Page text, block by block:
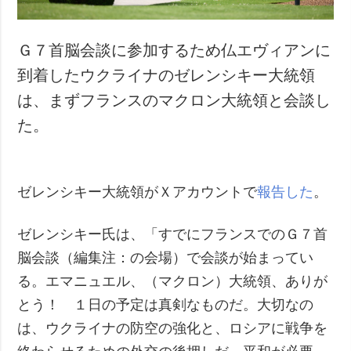
Ｇ７首脳会談に参加するため仏エヴィアンに
到着したウクライナのゼレンシキー大統領
は、まずフランスのマクロン大統領と会談し
た。
ゼレンシキー大統領がＸアカウントで報告した。
ゼレンシキー氏は、「すでにフランスでのＧ７首
脳会談（編集注：の会場）で会談が始まってい
る。エマニュエル、（マクロン）大統領、ありが
とう！ １日の予定は真剣なものだ。大切なの
は、ウクライナの防空の強化と、ロシアに戦争を